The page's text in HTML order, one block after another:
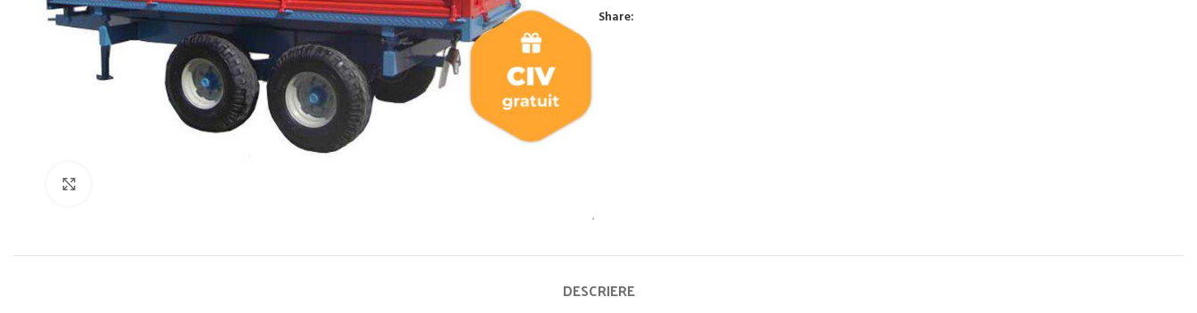
Share:
DESCRIERE